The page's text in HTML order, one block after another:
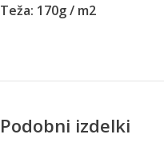
Teža: 170g / m2
Podobni izdelki